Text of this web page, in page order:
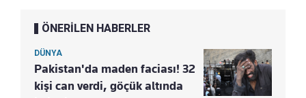
ÖNERİLEN HABERLER
DÜNYA
Pakistan'da maden faciası! 32
kişi can verdi, göçük altında